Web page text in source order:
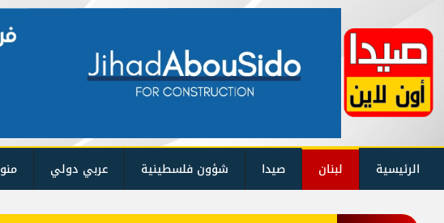
الرئيسية لبنان صيدا شؤون فلسطينية عربي دولي